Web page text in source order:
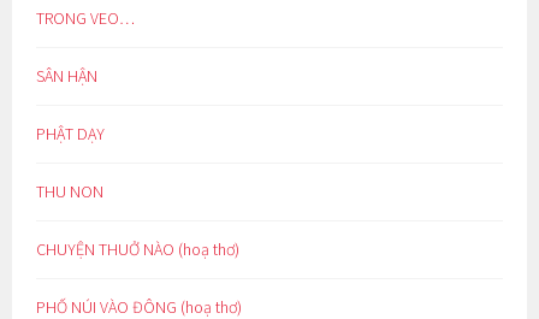
TRONG VEO…
SÂN HẬN
PHẬT DẠY
THU NON
CHUYỆN THUỞ NÀO (hoạ thơ)
PHỐ NÚI VÀO ĐÔNG (hoạ thơ)